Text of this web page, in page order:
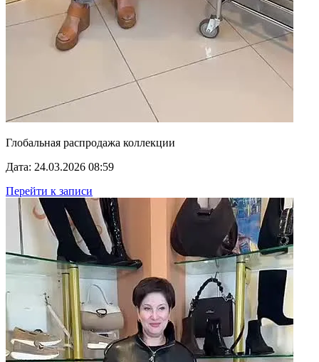
Глобальная распродажа коллекции
Дата: 24.03.2026 08:59
Перейти к записи